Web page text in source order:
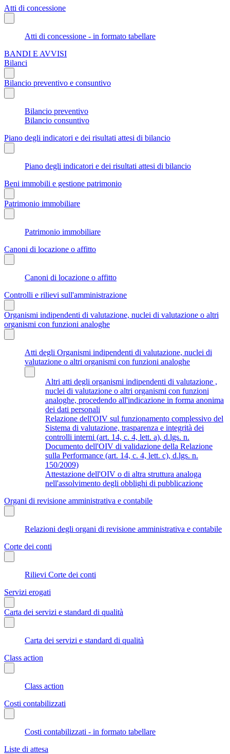
Atti di concessione
Atti di concessione - in formato tabellare
BANDI E AVVISI
Bilanci
Bilancio preventivo e consuntivo
Bilancio preventivo
Bilancio consuntivo
Piano degli indicatori e dei risultati attesi di bilancio
Piano degli indicatori e dei risultati attesi di bilancio
Beni immobili e gestione patrimonio
Patrimonio immobiliare
Patrimonio immobiliare
Canoni di locazione o affitto
Canoni di locazione o affitto
Controlli e rilievi sull'amministrazione
Organismi indipendenti di valutazione, nuclei di valutazione o altri
organismi con funzioni analoghe
Atti degli Organismi indipendenti di valutazione, nuclei di
valutazione o altri organismi con funzioni analoghe
Altri atti degli organismi indipendenti di valutazione ,
nuclei di valutazione o altri organismi con funzioni
analoghe, procedendo all'indicazione in forma anonima
dei dati personali
Relazione dell'OIV sul funzionamento complessivo del
Sistema di valutazione, trasparenza e integrità dei
controlli interni (art. 14, c. 4, lett. a), d.lgs. n.
Documento dell'OIV di validazione della Relazione
sulla Performance (art. 14, c. 4, lett. c), d.lgs. n.
150/2009)
Attestazione dell'OIV o di altra struttura analoga
nell'assolvimento degli obblighi di pubblicazione
Organi di revisione amministrativa e contabile
Relazioni degli organi di revisione amministrativa e contabile
Corte dei conti
Rilievi Corte dei conti
Servizi erogati
Carta dei servizi e standard di qualità
Carta dei servizi e standard di qualità
Class action
Class action
Costi contabilizzati
Costi contabilizzati - in formato tabellare
Liste di attesa